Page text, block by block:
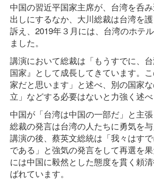
中国の習近平国家主席が、台湾を呑
出しにするなか、大川総裁は台湾を
訴え、2019年３月には、台湾のホテ
ました。
講演において総裁は「もうすでに、
国家』として成長してきています。
家だと思います」と述べ、別の国家
立」などする必要はないと力強く述べ
中国が「台湾は中国の一部だ」と主張
総裁の発言は台湾の人たちに勇気を
講演の後、蔡英文総統は「我々はす
である」と強気の発言をして再選を
には中国に毅然とした態度を貫く頼
ばれています。